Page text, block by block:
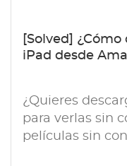
[Solved]
iPad desde
¿Quieres
para verlas sin
películas sin